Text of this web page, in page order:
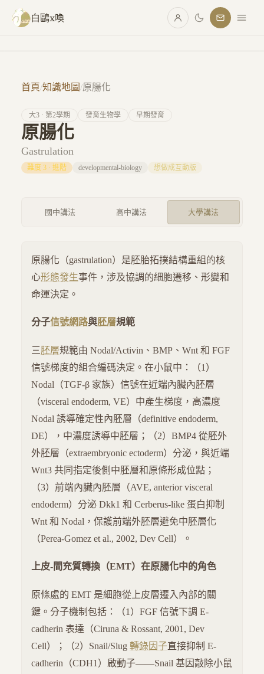
跳至主要內容
白鷗x喚
首頁/知識地圖/原腸化
大3 · 第2學期 發育生物學 早期發育
原腸化
Gastrulation
難度 3 · 進階 developmental-biology 想做成互動版
國中講法 高中講法 大學講法
原腸化（gastrulation）是胚胎拓撲結構重組的核
心形態發生事件，涉及協調的細胞遷移、形變和
命運決定。
分子信號網路與胚層規範
三胚層規範由 Nodal/Activin、BMP、Wnt 和 FGF
信號梯度的組合編碼決定。在小鼠中：（1）
Nodal（TGF-β 家族）信號在近端內臟內胚層
（visceral endoderm, VE）中產生梯度，高濃度
Nodal 誘導確定性內胚層（definitive endoderm,
DE），中濃度誘導中胚層；（2）BMP4 從胚外
外胚層（extraembryonic ectoderm）分泌，與近端
Wnt3 共同指定後側中胚層和原條形成位點；
（3）前端內臟內胚層（AVE, anterior visceral
endoderm）分泌 Dkk1 和 Cerberus-like 蛋白抑制
Wnt 和 Nodal，保護前端外胚層避免中胚層化
（Perea-Gomez et al., 2002, Dev Cell）。
上皮-間充質轉換（EMT）在原腸化中的角色
原條處的 EMT 是細胞從上皮層遷入內部的關
鍵。分子機制包括：（1）FGF 信號下調 E-
cadherin 表達（Ciruna & Rossant, 2001, Dev
Cell）；（2）Snail/Slug 轉錄因子直接抑制 E-
cadherin（CDH1）啟動子——Snail 基因敲除小鼠